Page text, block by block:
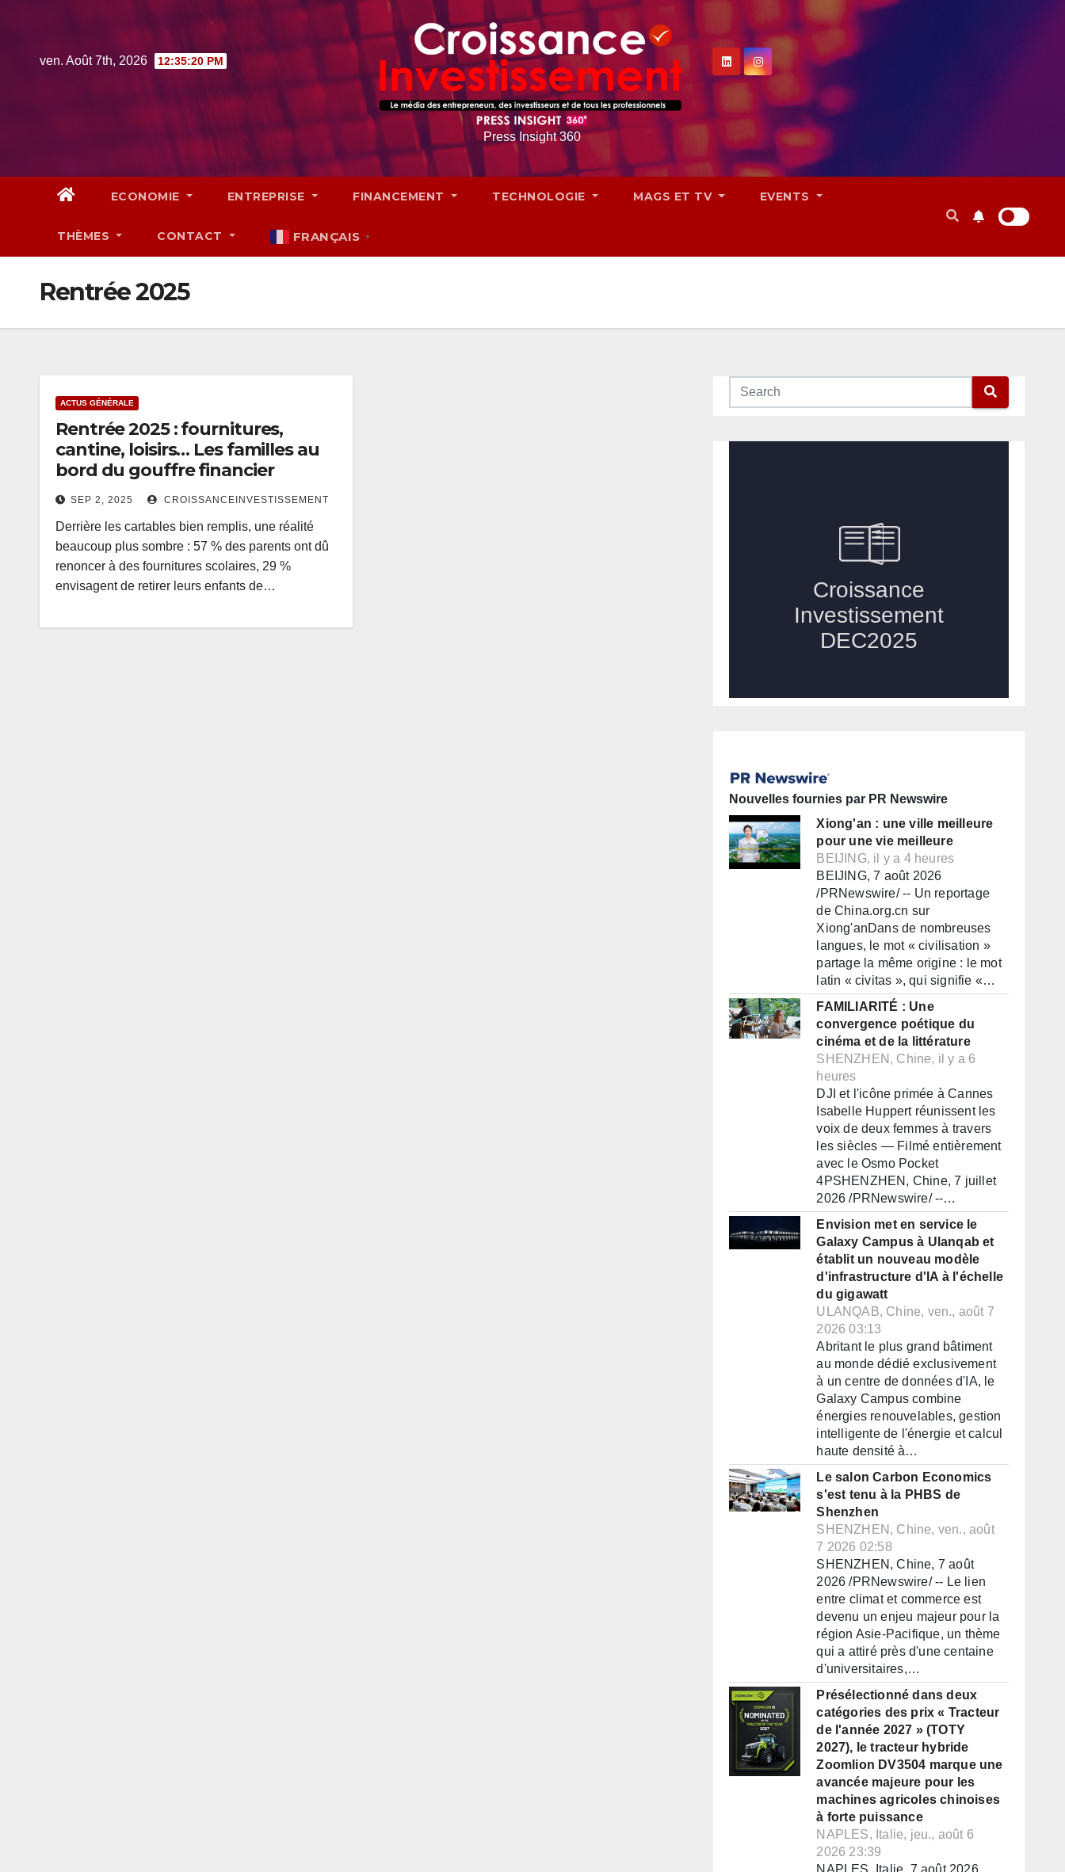
contentven. Août 7th, 2026 12:35:20 PM
Press Insight 360
ECONOMIE ENTREPRISE FINANCEMENT TECHNOLOGIE MAGS ET TV EVENTS
THÈMES CONTACT FRANÇAIS ▼
Rentrée 2025
ACTUS GÉNÉRALE
Rentrée 2025 : fournitures,
cantine, loisirs… Les familles au
bord du gouffre financier
SEP 2, 2025 CROISSANCEINVESTISSEMENT
Derrière les cartables bien remplis, une réalité
beaucoup plus sombre : 57 % des parents ont dû
renoncer à des fournitures scolaires, 29 %
envisagent de retirer leurs enfants de…
Nouvelles fournies par PR Newswire
Xiong'an : une ville meilleure
pour une vie meilleure
BEIJING, il y a 4 heures
BEIJING, 7 août 2026
/PRNewswire/ -- Un reportage
de China.org.cn sur
Xiong'anDans de nombreuses
langues, le mot « civilisation »
partage la même origine : le mot
latin « civitas », qui signifie «…
FAMILIARITÉ : Une
convergence poétique du
cinéma et de la littérature
SHENZHEN, Chine, il y a 6
heures
DJI et l'icône primée à Cannes
Isabelle Huppert réunissent les
voix de deux femmes à travers
les siècles — Filmé entièrement
avec le Osmo Pocket
4PSHENZHEN, Chine, 7 juillet
2026 /PRNewswire/ --…
Envision met en service le
Galaxy Campus à Ulanqab et
établit un nouveau modèle
d'infrastructure d'IA à l'échelle
du gigawatt
ULANQAB, Chine, ven., août 7
2026 03:13
Abritant le plus grand bâtiment
au monde dédié exclusivement
à un centre de données d'IA, le
Galaxy Campus combine
énergies renouvelables, gestion
intelligente de l'énergie et calcul
haute densité à…
Le salon Carbon Economics
s'est tenu à la PHBS de
Shenzhen
SHENZHEN, Chine, ven., août
7 2026 02:58
SHENZHEN, Chine, 7 août
2026 /PRNewswire/ -- Le lien
entre climat et commerce est
devenu un enjeu majeur pour la
région Asie-Pacifique, un thème
qui a attiré près d'une centaine
d'universitaires,…
Présélectionné dans deux
catégories des prix « Tracteur
de l'année 2027 » (TOTY
2027), le tracteur hybride
Zoomlion DV3504 marque une
avancée majeure pour les
machines agricoles chinoises
à forte puissance
NAPLES, Italie, jeu., août 6
2026 23:39
NAPLES, Italie, 7 août 2026